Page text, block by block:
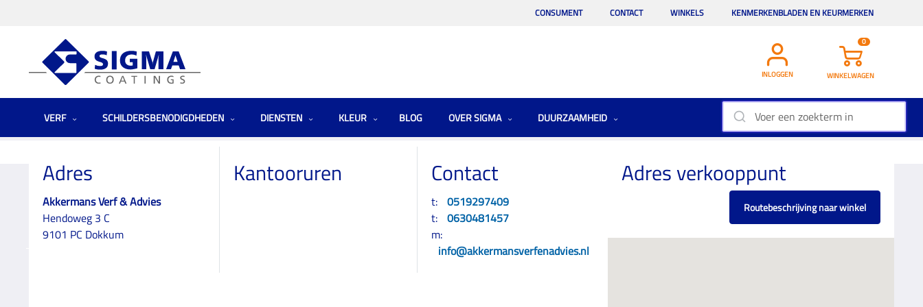
CONSUMENT CONTACT WINKELS KENMERKENBLADEN EN KEURMERKEN
INLOGGEN
0
WINKELWAGEN
VERF SCHILDERSBENODIGDHEDEN DIENSTEN KLEUR BLOG OVER SIGMA DUURZAAMHEID
Akkermans Verf &
Adres
Akkermans Verf & Advies
Hendoweg 3 C
9101 PC Dokkum
Kantooruren Contact
t: 0519297409
t: 0630481457
m:
info@akkermansverfenadvies.nl
Adres verkooppunt
Routebeschrijving naar winkel